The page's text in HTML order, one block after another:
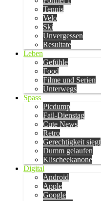
Tennis
Velo
Ski
Unvergessen
Resultate
Leben
Gefühle
Food
Filme und Serien
Unterwegs
Spass
Picdump
Fail-Dienstag
Cute News
Retro
Gerechtigkeit siegt
Dumm gelaufen
Klischeekanone
Digital
Android
Apple
Google